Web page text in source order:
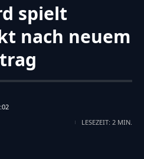
spielt
nach neuem
LESEZEIT: 2 MIN.